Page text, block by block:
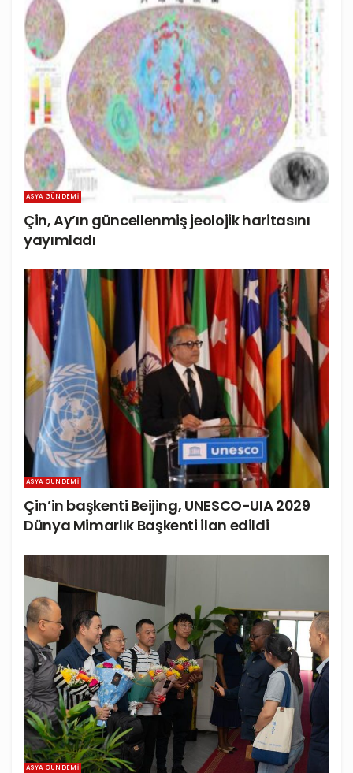
ASYA GÜNDEMI
Çin, Ay’ın güncellenmiş jeolojik haritasını
yayımladı
ASYA GÜNDEMI
Çin’in başkenti Beijing, UNESCO-UIA 2029
Dünya Mimarlık Başkenti ilan edildi
ASYA GÜNDEMI